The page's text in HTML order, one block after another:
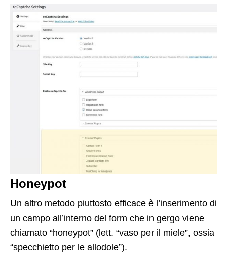
Honeypot
Un altro metodo piuttosto efficace è l’inserimento di
un campo all’interno del form che in gergo viene
chiamato “honeypot” (lett. “vaso per il miele”, ossia
“specchietto per le allodole”).